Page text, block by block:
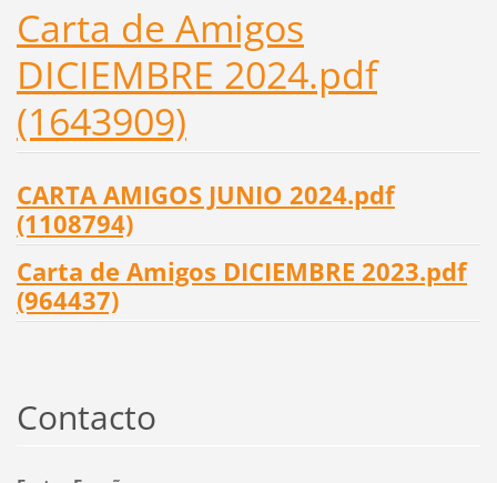
Carta de Amigos
DICIEMBRE 2024.pdf
(1643909)
CARTA AMIGOS JUNIO 2024.pdf
(1108794)
Carta de Amigos DICIEMBRE 2023.pdf
(964437)
Contacto